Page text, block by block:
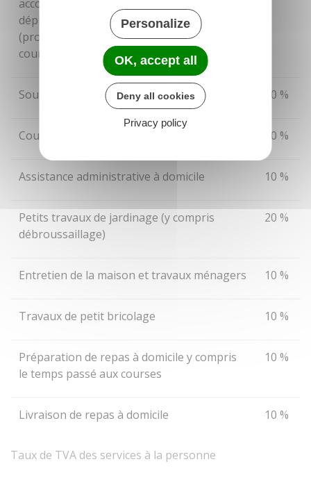
Taux de TVA des services à la personne
accompagnement d'enfants dans leurs
déplacements hors du domicile
(promenades, transport, actes de la vie
courante)
Soutien scolaire à domicile 10 %
Cours à domicile (hors soutien scolaire) 20 %
Assistance administrative à domicile 10 %
Petits travaux de jardinage (y compris
débroussaillage)
20 %
Entretien de la maison et travaux ménagers 10 %
Travaux de petit bricolage 10 %
Préparation de repas à domicile y compris
le temps passé aux courses
10 %
Livraison de repas à domicile 10 %
Personalize
OK, accept all
Deny all cookies
Privacy policy